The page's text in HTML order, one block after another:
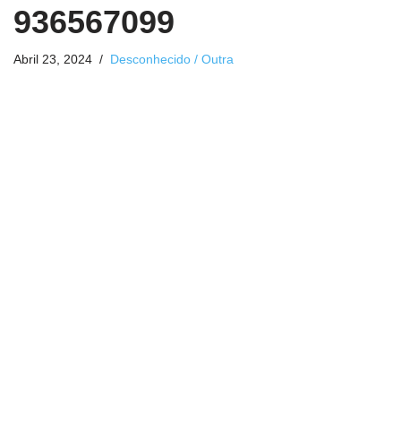
936567099
Abril 23, 2024 Desconhecido / Outra